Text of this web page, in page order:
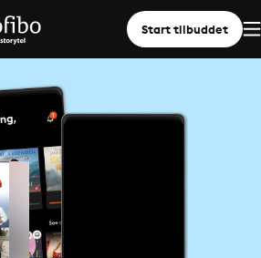
Start tilbuddet